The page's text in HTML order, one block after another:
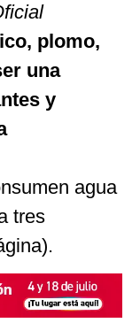
plomo,
una
y
agua
tres